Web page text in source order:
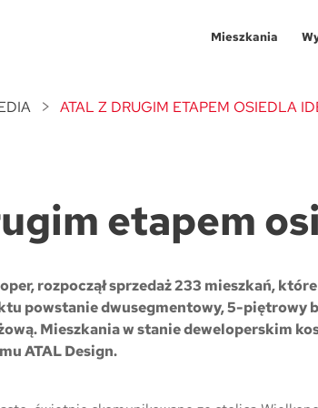
Mieszkania
Łódź
Poznań /
ATAL Z DRUGIM ETAPEM OSIEDLA
etapem
rozpoczął sprzedaż 233 mieszkań,
powstanie dwusegmentowy, 5-piętrowy
Mieszkania w stanie deweloperskim
ATAL Design.
5 000 zł